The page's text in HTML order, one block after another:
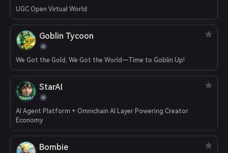
UGC Open Virtual World
Goblin Tycoon
We Got the Gold, We Got the World—Time to Goblin Up!
StarAI
AI Agent Platform + Omnichain AI Layer Powering Creator
Economy
Bombie